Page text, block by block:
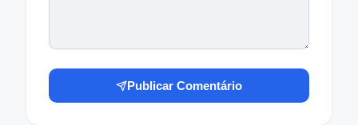
Publicar Comentário